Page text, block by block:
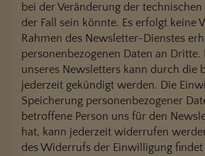
bei der Veränderung der technischen
der Fall sein könnte. Es erfolgt keine
Rahmen des Newsletter-Dienstes
personenbezogenen Daten an Dritte.
unseres Newsletters kann durch die
jederzeit gekündigt werden. Die
Speicherung personenbezogener
betroffene Person uns für den
hat, kann jederzeit widerrufen
des Widerrufs der Einwilligung